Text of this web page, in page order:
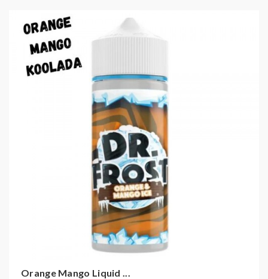
Orange Mango Liquid ...